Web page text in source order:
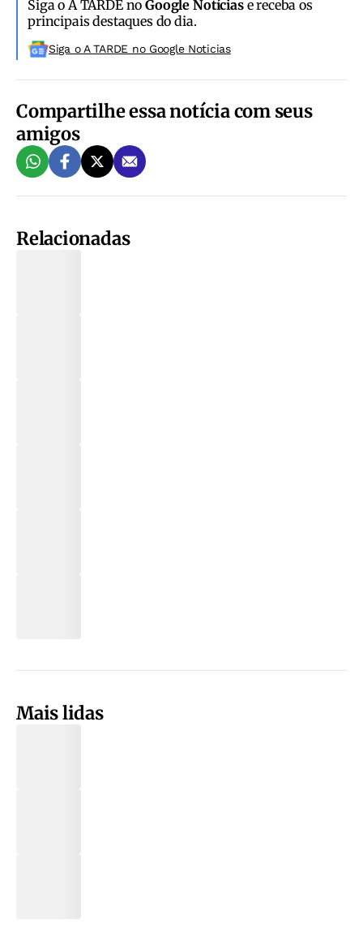
Siga o A TARDE noGoogle Notíciase receba os
principais destaques do dia.
Siga o A TARDE no Google Noticias
Compartilhe essa notícia com seus
amigos
Relacionadas
Mais lidas